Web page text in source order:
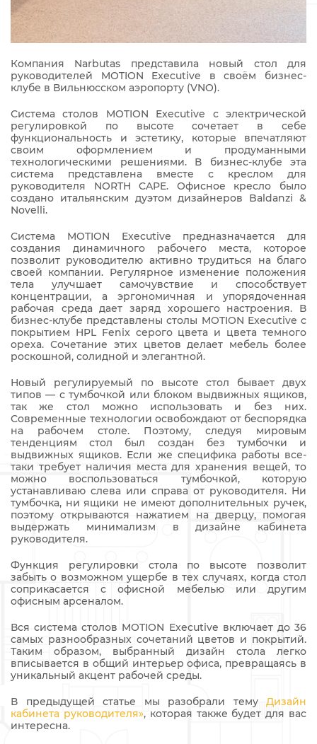
Компания Narbutas представила новый стол для
руководителей MOTION Executive в своём бизнес-
клубе в Вильнюсском аэропорту (VNO).
Система столов MOTION Executive с электрической
регулировкой по высоте сочетает в себе
функциональность и эстетику, которые впечатляют
своим оформлением и продуманными
технологическими решениями. В бизнес-клубе эта
система представлена вместе с креслом для
руководителя NORTH CAPE. Офисное кресло было
создано итальянским дуэтом дизайнеров Baldanzi &
Novelli.
Система MOTION Executive предназначается для
создания динамичного рабочего места, которое
позволит руководителю активно трудиться на благо
своей компании. Регулярное изменение положения
тела улучшает самочувствие и способствует
концентрации, а эргономичная и упорядоченная
рабочая среда дает заряд хорошего настроения. В
бизнес-клубе представлены столы MOTION Executive с
покрытием HPL Fenix серого цвета и цвета темного
ореха. Сочетание этих цветов делает мебель более
роскошной, солидной и элегантной.
Новый регулируемый по высоте стол бывает двух
типов — с тумбочкой или блоком выдвижных ящиков,
так же стол можно использовать и без них.
Современные технологии освобождают от беспорядка
на рабочем столе. Поэтому, следуя мировым
тенденциям стол был создан без тумбочки и
выдвижных ящиков. Если же специфика работы все-
таки требует наличия места для хранения вещей, то
можно воспользоваться тумбочкой, которую
устанавливаю слева или справа от руководителя. Ни
тумбочка, ни ящики не имеют дополнительных ручек,
поэтому открываются нажатием на дверцу, помогая
выдержать минимализм в дизайне кабинета
руководителя.
Функция регулировки стола по высоте позволит
забыть о возможном ущербе в тех случаях, когда стол
соприкасается с офисной мебелью или другим
офисным арсеналом.
Вся система столов MOTION Executive включает до 36
самых разнообразных сочетаний цветов и покрытий.
Таким образом, выбранный дизайн стола легко
вписывается в общий интерьер офиса, превращаясь в
уникальный акцент рабочей среды.
В предыдущей статье мы разобрали тему Дизайн
кабинета руководителя», которая также будет для вас
интересна.